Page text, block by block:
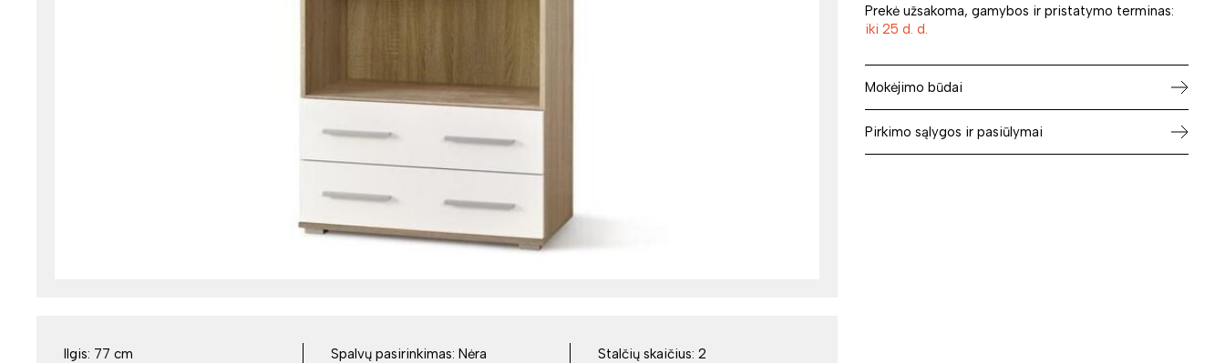
Prekė užsakoma, gamybos ir pristatymo terminas:
iki 25 d. d.
Mokėjimo būdai
Pirkimo sąlygos ir pasiūlymai
Ilgis: 77 cm
Spalvų pasirinkimas: Nėra
Stalčių skaičius: 2